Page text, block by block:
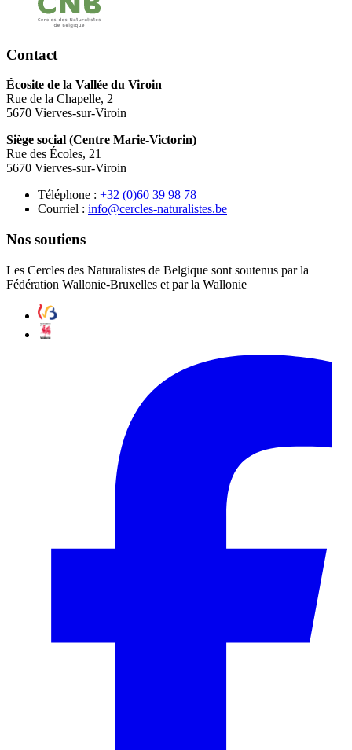
Contact
Écosite de la Vallée du Viroin
Rue de la Chapelle, 2
5670 Vierves-sur-Viroin
Siège social (Centre Marie-Victorin)
Rue des Écoles, 21
5670 Vierves-sur-Viroin
Téléphone : 87 89 93 06(0) 23+
Courriel : eb.setsilarutan-selcrec@ofni
Nos soutiens
Les Cercles des Naturalistes de Belgique sont soutenus par la
Fédération Wallonie-Bruxelles et par la Wallonie